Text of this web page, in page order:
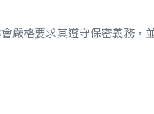
嚴格要求其遵守保密義務，